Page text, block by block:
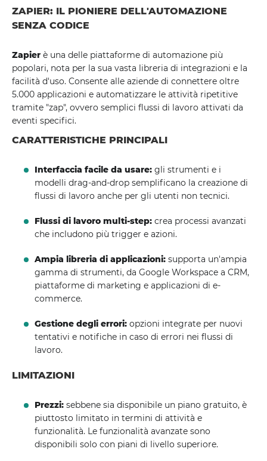
ZAPIER: IL PIONIERE DELL'AUTOMAZIONE
SENZA CODICE
Zapier è una delle piattaforme di automazione più
popolari, nota per la sua vasta libreria di integrazioni e la
facilità d'uso. Consente alle aziende di connettere oltre
5.000 applicazioni e automatizzare le attività ripetitive
tramite "zap", ovvero semplici flussi di lavoro attivati ​​da
eventi specifici.
CARATTERISTICHE PRINCIPALI
Interfaccia facile da usare: gli strumenti e i
modelli drag-and-drop semplificano la creazione di
flussi di lavoro anche per gli utenti non tecnici.
Flussi di lavoro multi-step: crea processi avanzati
che includono più trigger e azioni.
Ampia libreria di applicazioni: supporta un'ampia
gamma di strumenti, da Google Workspace a CRM,
piattaforme di marketing e applicazioni di e-
commerce.
Gestione degli errori: opzioni integrate per nuovi
tentativi e notifiche in caso di errori nei flussi di
lavoro.
LIMITAZIONI
Prezzi: sebbene sia disponibile un piano gratuito, è
piuttosto limitato in termini di attività e
funzionalità. Le funzionalità avanzate sono
disponibili solo con piani di livello superiore.